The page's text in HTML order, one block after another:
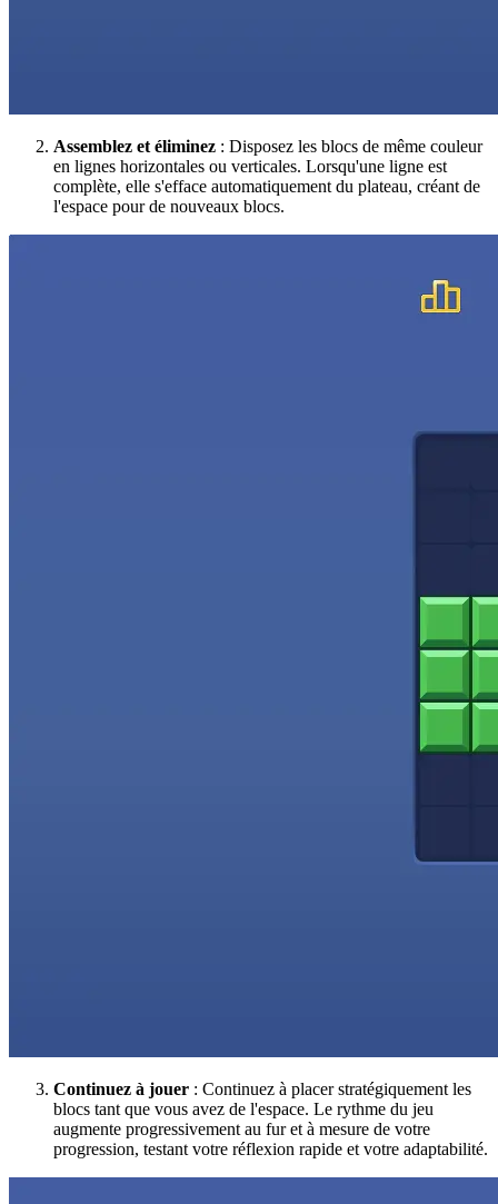
Assemblez et éliminez : Disposez les blocs de même couleur
en lignes horizontales ou verticales. Lorsqu'une ligne est
complète, elle s'efface automatiquement du plateau, créant de
l'espace pour de nouveaux blocs.
Continuez à jouer : Continuez à placer stratégiquement les
blocs tant que vous avez de l'espace. Le rythme du jeu
augmente progressivement au fur et à mesure de votre
progression, testant votre réflexion rapide et votre adaptabilité.